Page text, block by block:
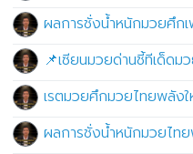
ผลการชั่งน้ำหนักมวยศึก
📌เซียนมวยด่านชี้ทีเด็ด
เรตมวยศึกมวยไทยพลัง
ผลการชั่งน้ำหนักมวยไท